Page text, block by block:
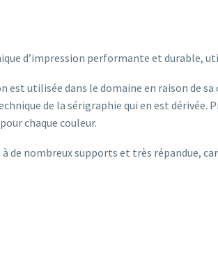
d’impression performante et durable,
est utilisée dans le domaine en raison de
de la sérigraphie qui en est dérivée.
chaque couleur.
à de nombreux supports et très répandue,